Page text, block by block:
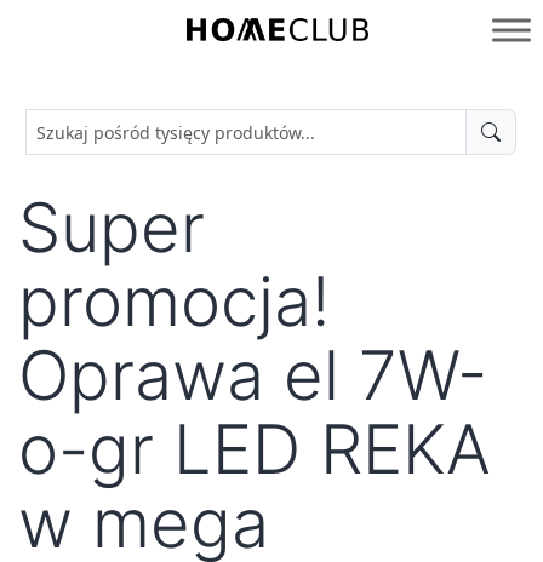
Homeclub
Super
promocja!
Oprawa el 7W-
o-gr LED REKA
w mega